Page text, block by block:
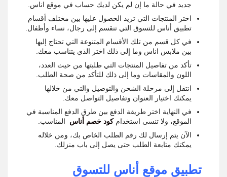
جديد في حالة ما إن لم يكن لديك حساب في موقع اناس.
اختر المنتجات التي تريد الحصول عليها بين مختلف أقسام
تطبيق أناس للتسوق التي تنقسم إلى رجال، نساء وأطفال.
في كل قسم من تلك الأقسام المتنوعة التي تحتاج إليها
بين ملابس اناس وما إلى ذلك اختر الذي يتناسب معك.
تأكد من تفاصيل المنتجات التي طلبتها من حيث العدد،
اللون والمقاسات وما إلى ذلك للتأكد من صحة الطلب.
انتقل إلى مرحلة الشحن والتوصيل والتي من خلالها
يمكنك اختيار العنوان وتفاصيل التواصل معك.
في النهاية اختر طريقة الدفع بين طرق الدفع المناسبة في
الموقع، ولا تنسى استخدامكود خصم أناس المناسب.
الآن يتم إرسال لك رقم الطلب الخاص بك، ومن خلاله
يمكنك متابعة الطلب حتى يصل إلى باب منزلك.
تطبيق موقع أناس للتسوق